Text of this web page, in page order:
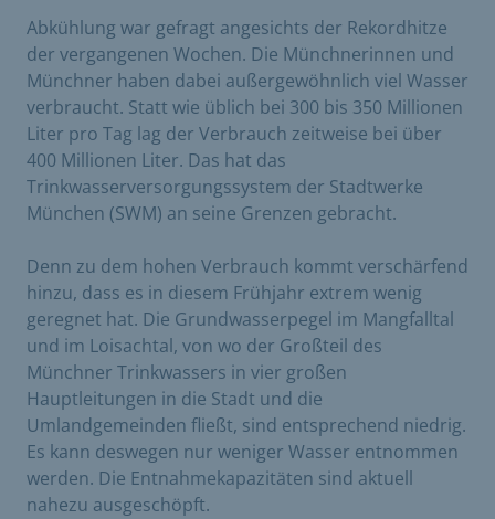
Abkühlung war gefragt angesichts der Rekordhitze
der vergangenen Wochen. Die Münchnerinnen und
Münchner haben dabei außergewöhnlich viel Wasser
verbraucht. Statt wie üblich bei 300 bis 350 Millionen
Liter pro Tag lag der Verbrauch zeitweise bei über
400 Millionen Liter. Das hat das
Trinkwasserversorgungssystem der Stadtwerke
München (SWM) an seine Grenzen gebracht.
Denn zu dem hohen Verbrauch kommt verschärfend
hinzu, dass es in diesem Frühjahr extrem wenig
geregnet hat. Die Grundwasserpegel im Mangfalltal
und im Loisachtal, von wo der Großteil des
Münchner Trinkwassers in vier großen
Hauptleitungen in die Stadt und die
Umlandgemeinden fließt, sind entsprechend niedrig.
Es kann deswegen nur weniger Wasser entnommen
werden. Die Entnahmekapazitäten sind aktuell
nahezu ausgeschöpft.